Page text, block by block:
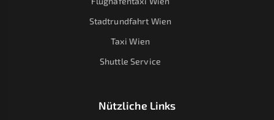
Stadtrundfahrt Wien
Taxi Wien
Shuttle Service
Nützliche Links